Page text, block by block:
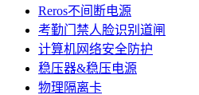
Reros不间断电源
考勤门禁人脸识别道闸
计算机网络安全防护
稳压器&稳压电源
物理隔离卡